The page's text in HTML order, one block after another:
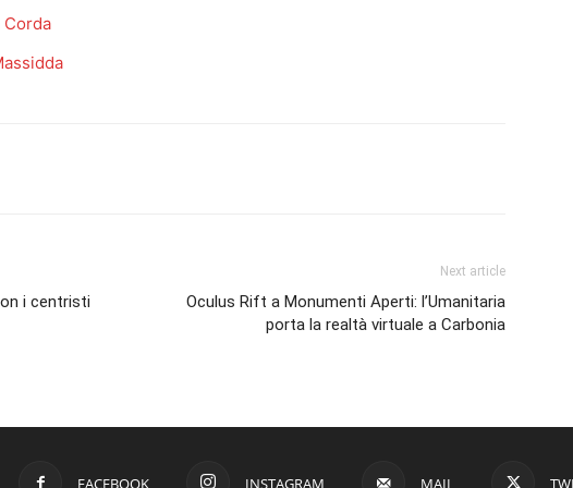
i centristi
Next article
Oculus Rift a Monumenti Aperti: l’Umanitaria
porta la realtà virtuale a Carbonia
FACEBOOK INSTAGRAM MAIL